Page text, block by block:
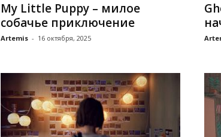
My Little Puppy – милое
собачье приключение
Artemis - 16 октября, 2025